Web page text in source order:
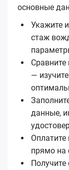
основные
Укажите
стаж
—
данные,
прямо на